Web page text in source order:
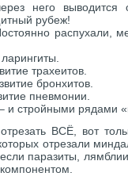
него выводится
рубеж!
распухали,
трахеитов.
бронхитов.
пневмонии.
и стройными рядами
ВСЁ, вот
отрезали
паразиты,